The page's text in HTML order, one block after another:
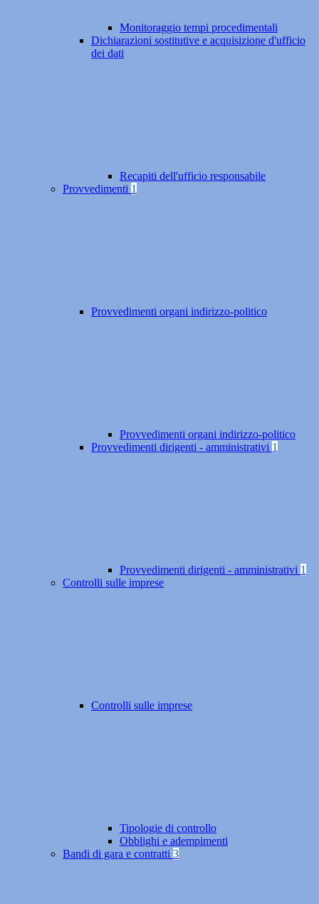
Monitoraggio tempi procedimentali
Dichiarazioni sostitutive e acquisizione d'ufficio
dei dati
Recapiti dell'ufficio responsabile
Provvedimenti 1
Provvedimenti organi indirizzo-politico
Provvedimenti organi indirizzo-politico
Provvedimenti dirigenti - amministrativi 1
Provvedimenti dirigenti - amministrativi 1
Controlli sulle imprese
Controlli sulle imprese
Tipologie di controllo
Obblighi e adempimenti
Bandi di gara e contratti 3